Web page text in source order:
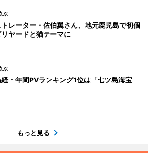
ぶ
トレーター・佐伯翼さん、地元鹿児島で初個
ヤードと猫テーマに
ぶ
経・年間PVランキング1位は「七ツ島海宝
もっと見る